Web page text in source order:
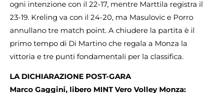
ogni intenzione con il 22-17, mentre Marttila registra il
23-19. Kreling va con il 24-20, ma Masulovic e Porro
annullano tre match point. A chiudere la partita è il
primo tempo di Di Martino che regala a Monza la
vittoria e tre punti fondamentali per la classifica.
LA DICHIARAZIONE POST-GARA
Marco Gaggini, libero MINT Vero Volley Monza: